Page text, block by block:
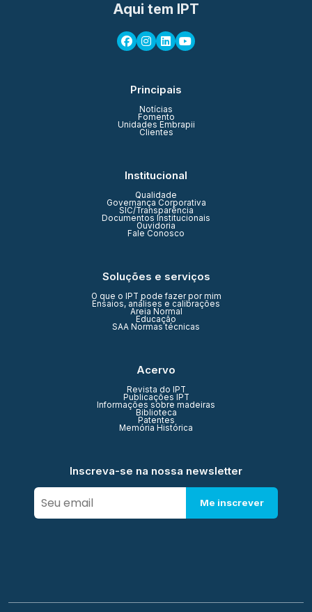
Aqui tem IPT
Principais
Notícias
Fomento
Unidades Embrapii
Clientes
Institucional
Qualidade
Governança Corporativa
SIC/Transparência
Documentos Institucionais
Ouvidoria
Fale Conosco
Soluções e serviços
O que o IPT pode fazer por mim
Ensaios, análises e calibrações
Areia Normal
Educação
SAA Normas técnicas
Acervo
Revista do IPT
Publicações IPT
Informações sobre madeiras
Biblioteca
Patentes
Memória Histórica
Inscreva-se na nossa newsletter
Me inscrever